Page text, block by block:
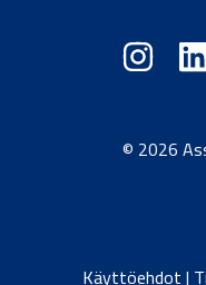
© 2026
Käyttöehdot|